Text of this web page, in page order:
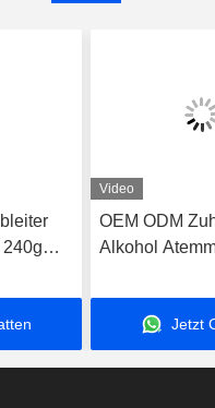
Video
OEM ODM
Alkohol
Alkohol
black1000Jetzt